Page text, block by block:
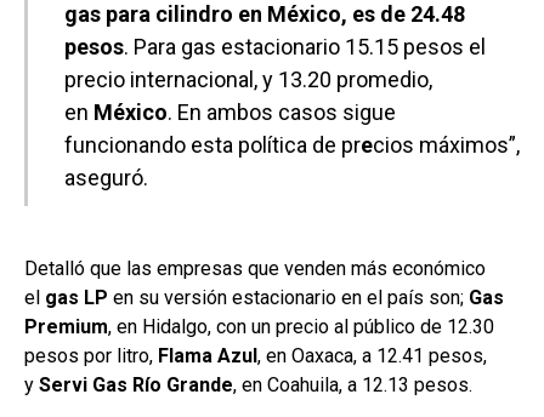
gas para cilindro en México, es de 24.48
pesos. Para gas estacionario 15.15 pesos el
precio internacional, y 13.20 promedio,
en México. En ambos casos sigue
funcionando esta política de precios máximos”,
aseguró.
Detalló que las empresas que venden más económico
el gas LP en su versión estacionario en el país son; Gas
Premium, en Hidalgo, con un precio al público de 12.30
pesos por litro, Flama Azul , en Oaxaca, a 12.41 pesos,
y Servi Gas Río Grande, en Coahuila, a 12.13 pesos.